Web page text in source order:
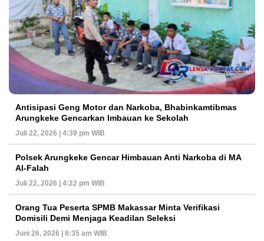
Antisipasi Geng Motor dan Narkoba, Bhabinkamtibmas
Arungkeke Gencarkan Imbauan ke Sekolah
Juli 22, 2026 | 4:39 pm WIB
Polsek Arungkeke Gencar Himbauan Anti Narkoba di MA
Al-Falah
Juli 22, 2026 | 4:22 pm WIB
Orang Tua Peserta SPMB Makassar Minta Verifikasi
Domisili Demi Menjaga Keadilan Seleksi
Juni 26, 2026 | 8:35 am WIB